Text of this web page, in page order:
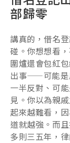
部歸零
講真的，借名
碰。你想想看
圍爐還會包紅
出事——可能是
一半反對、可
見。你以為親
起來越難看，
道就越強。而
多則三五年，